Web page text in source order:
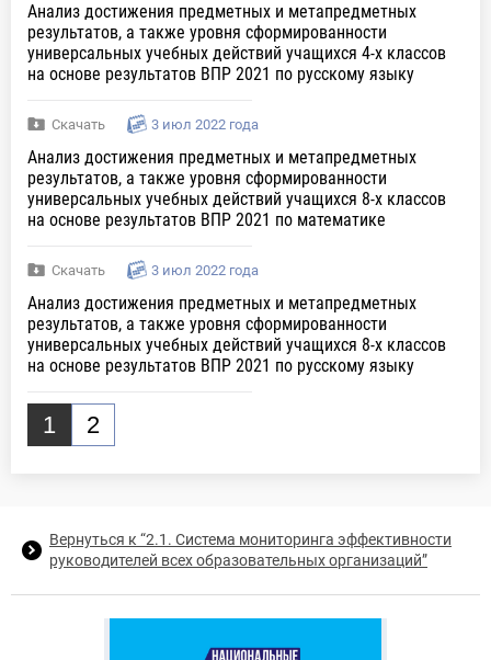
Анализ достижения предметных и метапредметных
результатов, а также уровня сформированности
универсальных учебных действий учащихся 4-х классов
на основе результатов ВПР 2021 по русскому языку
Скачать 3 июл 2022 года
Анализ достижения предметных и метапредметных
результатов, а также уровня сформированности
универсальных учебных действий учащихся 8-х классов
на основе результатов ВПР 2021 по математике
Скачать 3 июл 2022 года
Анализ достижения предметных и метапредметных
результатов, а также уровня сформированности
универсальных учебных действий учащихся 8-х классов
на основе результатов ВПР 2021 по русскому языку
1 2
Вернуться к “2.1. Система мониторинга эффективности
руководителей всех образовательных организаций”